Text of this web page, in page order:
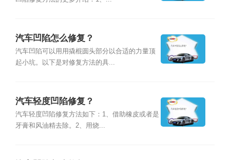
汽车凹陷怎么修复？
汽车凹陷可以用用撬棍圆头部分以合适的力量顶
起小坑。以下是对修复方法的具...
汽车轻度凹陷修复？
汽车轻度凹陷修复方法如下：1、借助橡皮或者是
牙膏和风油精去除。2、用烧...